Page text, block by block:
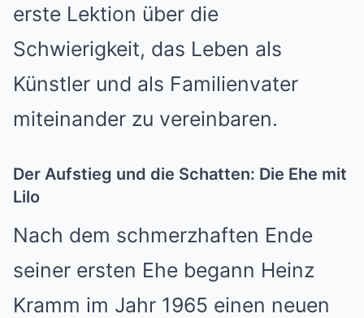
erste Lektion über die
Schwierigkeit, das Leben als
Künstler und als Familienvater
miteinander zu vereinbaren.
Der Aufstieg und die Schatten: Die Ehe mit
Lilo
Nach dem schmerzhaften Ende
seiner ersten Ehe begann Heinz
Kramm im Jahr 1965 einen neuen